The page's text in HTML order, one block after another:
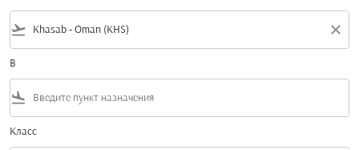
flight_takeoff close
В
flight_land
Класс